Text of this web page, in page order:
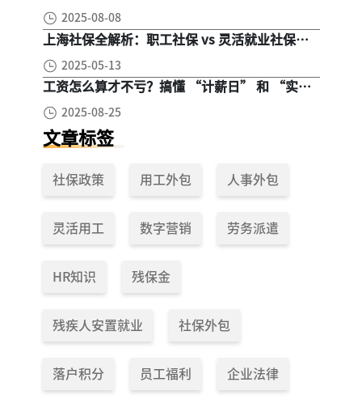
2025-08-08
上海社保全解析：职工社保 vs 灵活就业社保，
2025-05-13
工资怎么算才不亏？搞懂 “计薪日” 和 “实际
2025-08-25
文章标签
社保政策 用工外包 人事外包
灵活用工 数字营销 劳务派遣
HR知识 残保金
残疾人安置就业 社保外包
落户积分 员工福利 企业法律